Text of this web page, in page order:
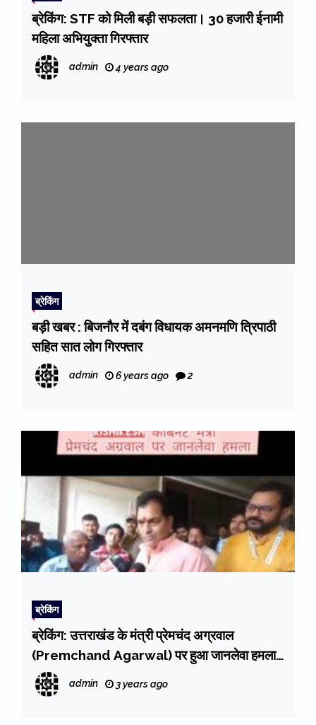
ब्रेकिंग: STF को मिली बड़ी सफलता। 30 हजारी ईनामी
महिला अभियुक्ता गिरफ्तार
admin 4 years ago
ब्रेकिंग
बड़ी खबर : बिजनौर में दबंग विधायक अमनमणि त्रिपाठी
सहित सात लोग गिरफ्तार
admin 6 years ago 2
ब्रेकिंग
ब्रेकिंग: उत्तराखंड के मंत्री प्रेमचंद अग्रवाल
(Premchand Agarwal) पर हुआ जानलेवा हमला,
आत्मरक्षा में मंत्री ने भी मारे तमाचे, मंत्री बोले FIR
कराएंगे
admin 3 years ago